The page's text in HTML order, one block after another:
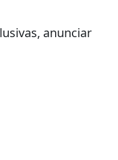
anunciar